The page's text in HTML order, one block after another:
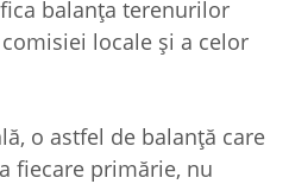
balanţa terenurilor
locale şi a celor
o astfel de balanţă care
fiecare primărie, nu